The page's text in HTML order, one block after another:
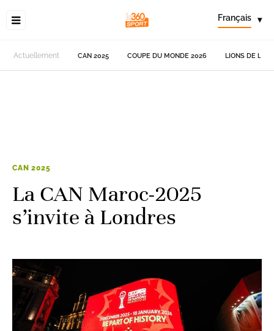
Français ▾
Actuellement CAN 2025 COUPE DU MONDE 2026 LIONS DE
CAN 2025
La CAN Maroc-2025
s’invite à Londres